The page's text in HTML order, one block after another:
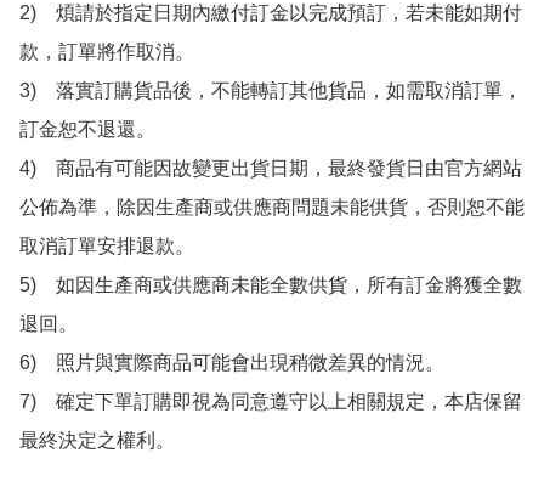
2)　煩請於指定日期內繳付訂金以完成預訂，若未能如期付
款，訂單將作取消。
3)　落實訂購貨品後，不能轉訂其他貨品，如需取消訂單，
訂金恕不退還。
4)　商品有可能因故變更出貨日期，最終發貨日由官方網站
公佈為準，除因生產商或供應商問題未能供貨，否則恕不能
取消訂單安排退款。
5)　如因生產商或供應商未能全數供貨，所有訂金將獲全數
退回。
6)　照片與實際商品可能會出現稍微差異的情況。
7)　確定下單訂購即視為同意遵守以上相關規定，本店保留
最終決定之權利。